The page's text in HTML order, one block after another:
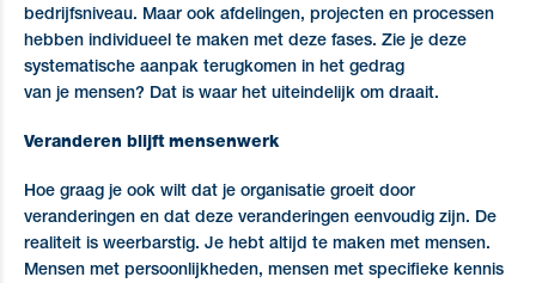
bedrijfsniveau. Maar ook afdelingen, projecten en processen
hebben individueel te maken met deze fases. Zie je deze
systematische aanpak terugkomen in het gedrag
van je mensen? Dat is waar het uiteindelijk om draait.
Veranderen blijft mensenwerk
Hoe graag je ook wilt dat je organisatie groeit door
veranderingen en dat deze veranderingen eenvoudig zijn. De
realiteit is weerbarstig. Je hebt altijd te maken met mensen.
Mensen met persoonlijkheden, mensen met specifieke kennis